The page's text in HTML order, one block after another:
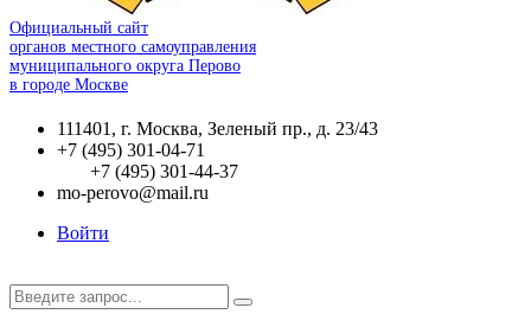
Официальный сайт
органов местного самоуправления
муниципального округа Перово
в городе Москве
111401, г. Москва, Зеленый пр., д. 23/43
+7 (495) 301-04-71
+7 (495) 301-44-37
mo-perovo@mail.ru
Войти